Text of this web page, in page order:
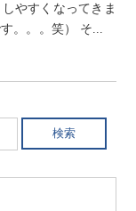
やすくなってきま
す。。。笑） そ...